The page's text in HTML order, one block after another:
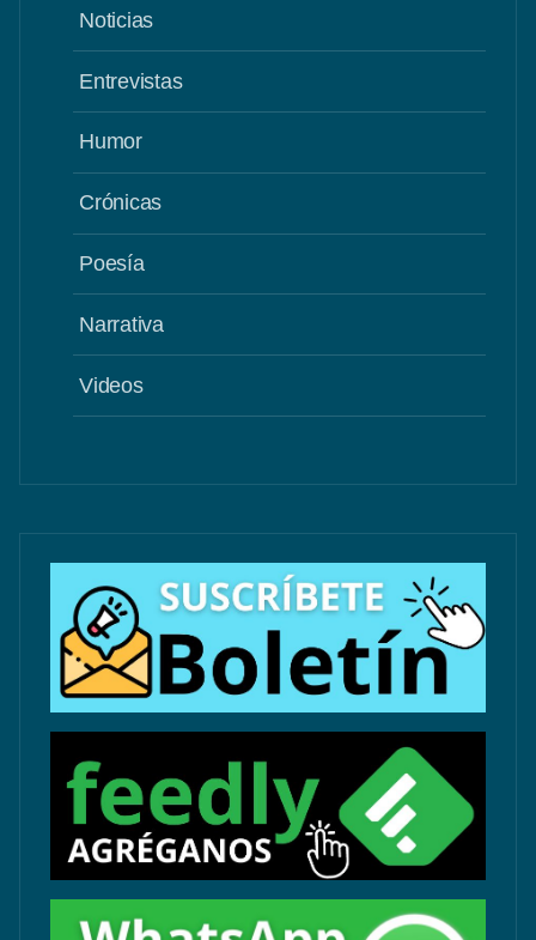
Noticias
Entrevistas
Humor
Crónicas
Poesía
Narrativa
Videos